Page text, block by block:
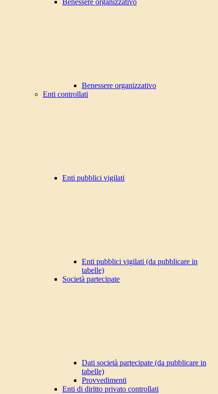
Benessere organizzativo
Benessere organizzativo
Enti controllati
Enti pubblici vigilati
Enti pubblici vigilati (da pubblicare in
tabelle)
Società partecipate
Dati società partecipate (da pubblicare in
tabelle)
Provvedimenti
Enti di diritto privato controllati